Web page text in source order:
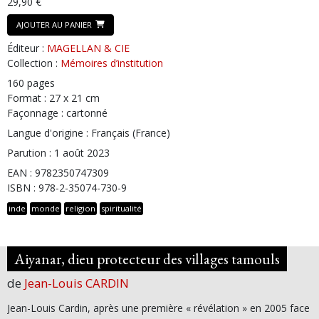
AJOUTER AU PANIER
Éditeur : MAGELLAN & CIE
Collection : Mémoires d’institution
160 pages
Format : 27 x 21 cm
Façonnage : cartonné
Langue d'origine : Français (France)
Parution : 1 août 2023
EAN : 9782350747309
ISBN : 978-2-35074-730-9
inde monde religion spiritualité
Aiyanar, dieu protecteur des villages tamouls
de Jean-Louis CARDIN
Jean-Louis Cardin, après une première « révélation » en 2005 face